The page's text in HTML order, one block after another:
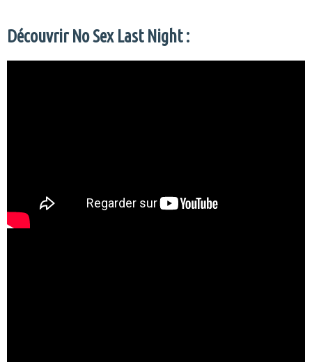
Découvrir No Sex Last Night :